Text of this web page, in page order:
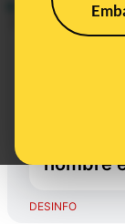
No, no
emitido
Biden
William
nombre
DESINFO